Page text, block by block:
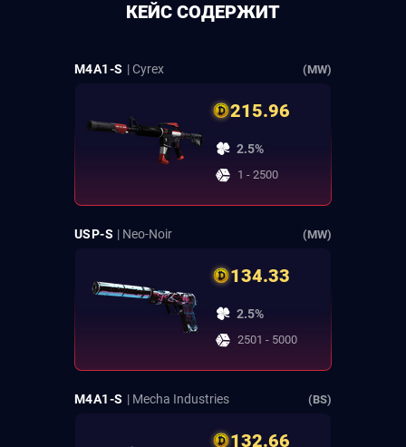
КЕЙС СОДЕРЖИТ
M4A1-S | Cyrex (MW)
215.96
2.5%
1 - 2500
USP-S | Neo-Noir (MW)
134.33
2.5%
2501 - 5000
M4A1-S | Mecha Industries (BS)
132.66